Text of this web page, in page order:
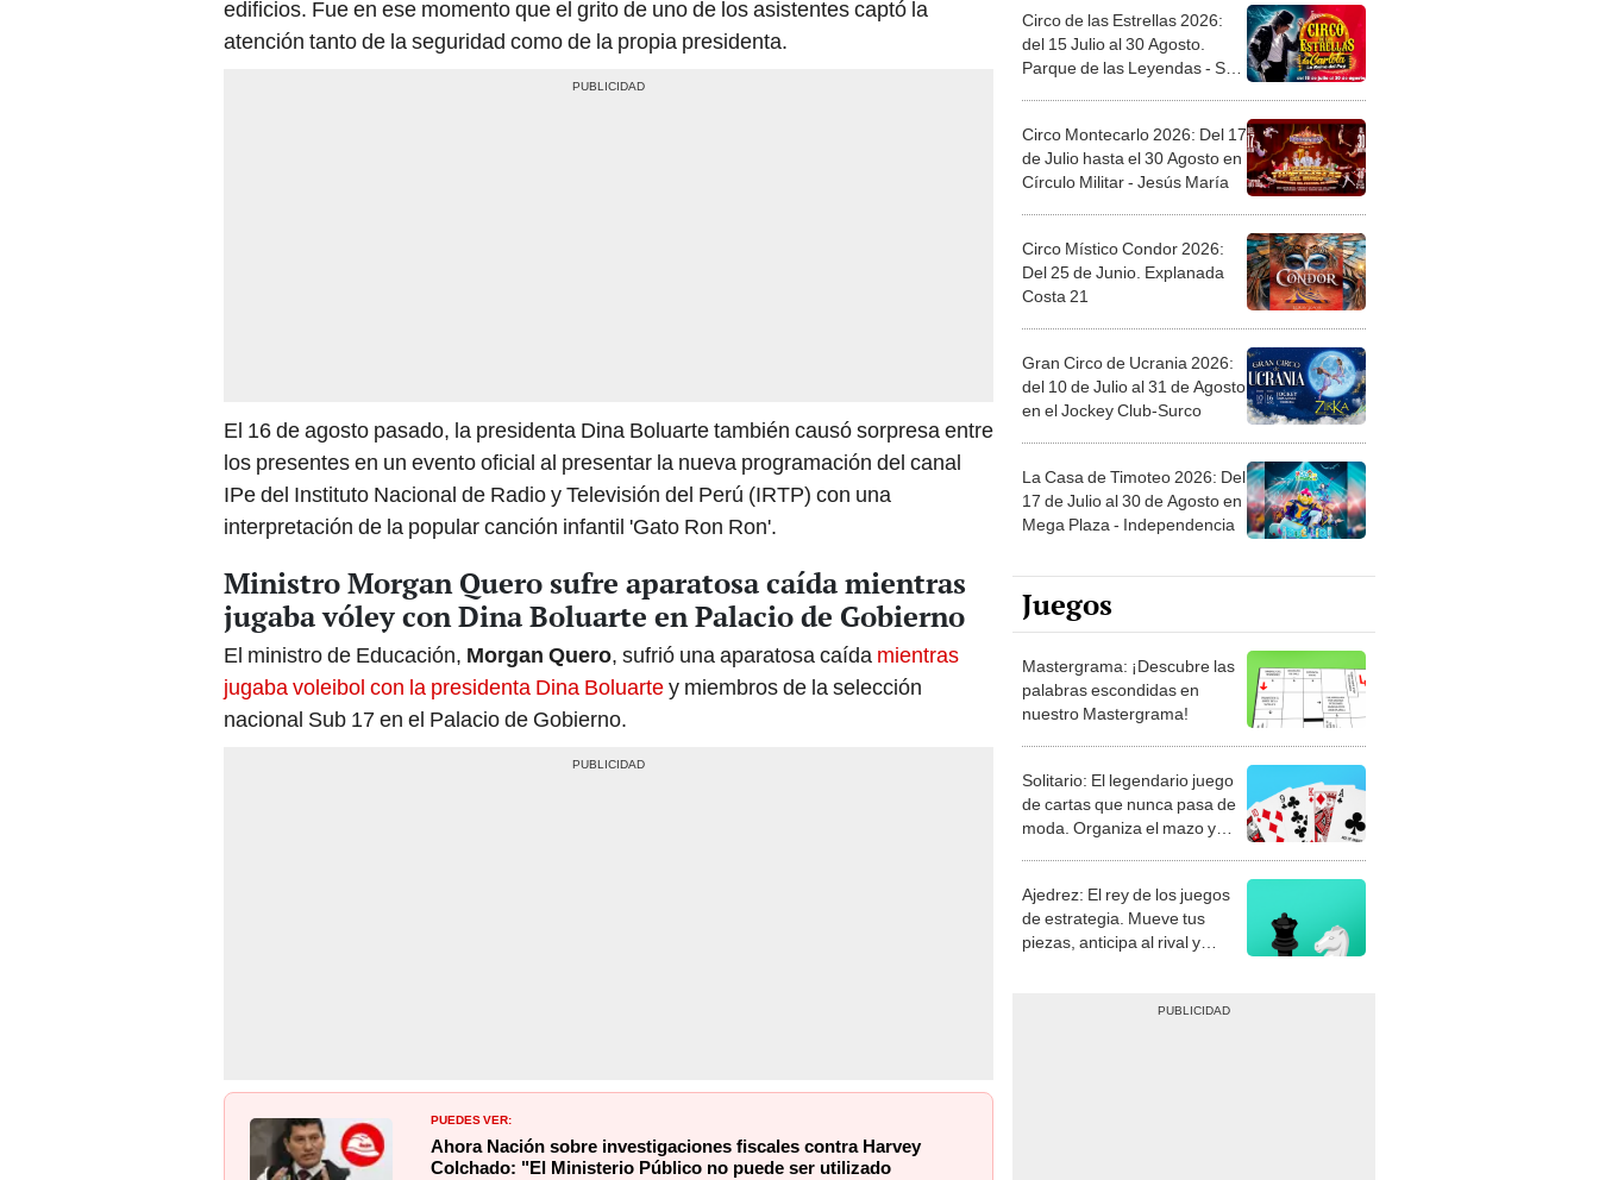
edificios. Fue en ese momento que el grito de uno de los asistentes captó la
atención tanto de la seguridad como de la propia presidenta.
El 16 de agosto pasado, la presidenta Dina Boluarte también causó sorpresa entre
los presentes en un evento oficial al presentar la nueva programación del canal
IPe del Instituto Nacional de Radio y Televisión del Perú (IRTP) con una
interpretación de la popular canción infantil 'Gato Ron Ron'.
Ministro Morgan Quero sufre aparatosa caída mientras
jugaba vóley con Dina Boluarte en Palacio de Gobierno
El ministro de Educación, Morgan Quero, sufrió una aparatosa caída mientras
jugaba voleibol con la presidenta Dina Boluartey miembros de la selección
nacional Sub 17 en el Palacio de Gobierno.
PUEDES VER:
Ahora Nación sobre investigaciones fiscales contra Harvey
Colchado: "El Ministerio Público no puede ser utilizado
Circo de las Estrellas 2026:
del 15 Julio al 30 Agosto.
Parque de las Leyendas - San
Circo Montecarlo 2026: Del 17
de Julio hasta el 30 Agosto en
Círculo Militar - Jesús María
Circo Místico Condor 2026:
Del 25 de Junio. Explanada
Costa 21
Gran Circo de Ucrania 2026:
del 10 de Julio al 31 de Agosto
en el Jockey Club-Surco
La Casa de Timoteo 2026: Del
17 de Julio al 30 de Agosto en
Mega Plaza - Independencia
Juegos
Mastergrama: ¡Descubre las
palabras escondidas en
nuestro Mastergrama!
Solitario: El legendario juego
de cartas que nunca pasa de
moda. Organiza el mazo y
Ajedrez: El rey de los juegos
de estrategia. Mueve tus
piezas, anticipa al rival y